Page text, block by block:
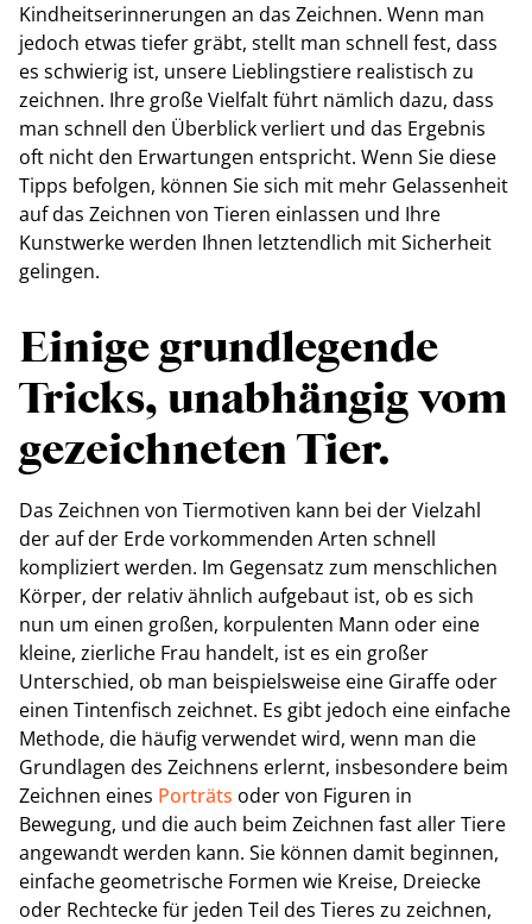
Kindheitserinnerungen an das Zeichnen. Wenn man
jedoch etwas tiefer gräbt, stellt man schnell fest, dass
es schwierig ist, unsere Lieblingstiere realistisch zu
zeichnen. Ihre große Vielfalt führt nämlich dazu, dass
man schnell den Überblick verliert und das Ergebnis
oft nicht den Erwartungen entspricht. Wenn Sie diese
Tipps befolgen, können Sie sich mit mehr Gelassenheit
auf das Zeichnen von Tieren einlassen und Ihre
Kunstwerke werden Ihnen letztendlich mit Sicherheit
gelingen.
Einige grundlegende
Tricks, unabhängig vom
gezeichneten Tier.
Das Zeichnen von Tiermotiven kann bei der Vielzahl
der auf der Erde vorkommenden Arten schnell
kompliziert werden. Im Gegensatz zum menschlichen
Körper, der relativ ähnlich aufgebaut ist, ob es sich
nun um einen großen, korpulenten Mann oder eine
kleine, zierliche Frau handelt, ist es ein großer
Unterschied, ob man beispielsweise eine Giraffe oder
einen Tintenfisch zeichnet. Es gibt jedoch eine einfache
Methode, die häufig verwendet wird, wenn man die
Grundlagen des Zeichnens erlernt, insbesondere beim
Zeichnen eines Porträts oder von Figuren in
Bewegung, und die auch beim Zeichnen fast aller Tiere
angewandt werden kann. Sie können damit beginnen,
einfache geometrische Formen wie Kreise, Dreiecke
oder Rechtecke für jeden Teil des Tieres zu zeichnen,